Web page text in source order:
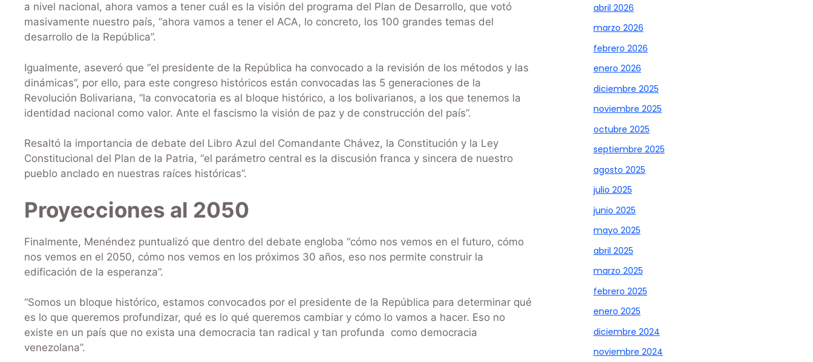
a nivel nacional, ahora vamos a tener cuál es la visión del programa del Plan de Desarrollo, que votó
masivamente nuestro país, “ahora vamos a tener el ACA, lo concreto, los 100 grandes temas del
desarrollo de la República”.
Igualmente, aseveró que “el presidente de la República ha convocado a la revisión de los métodos y las
dinámicas”, por ello, para este congreso históricos están convocadas las 5 generaciones de la
Revolución Bolivariana, “la convocatoria es al bloque histórico, a los bolivarianos, a los que tenemos la
identidad nacional como valor. Ante el fascismo la visión de paz y de construcción del país”.
Resaltó la importancia de debate del Libro Azul del Comandante Chávez, la Constitución y la Ley
Constitucional del Plan de la Patria, “el parámetro central es la discusión franca y sincera de nuestro
pueblo anclado en nuestras raíces históricas”.
Proyecciones al 2050
Finalmente, Menéndez puntualizó que dentro del debate engloba “cómo nos vemos en el futuro, cómo
nos vemos en el 2050, cómo nos vemos en los próximos 30 años, eso nos permite construir la
edificación de la esperanza”.
“Somos un bloque histórico, estamos convocados por el presidente de la República para determinar qué
es lo que queremos profundizar, qué es lo qué queremos cambiar y cómo lo vamos a hacer. Eso no
existe en un país que no exista una democracia tan radical y tan profunda como democracia
venezolana”.
abril 2026
marzo 2026
febrero 2026
enero 2026
diciembre 2025
noviembre 2025
octubre 2025
septiembre 2025
agosto 2025
julio 2025
junio 2025
mayo 2025
abril 2025
marzo 2025
febrero 2025
enero 2025
diciembre 2024
noviembre 2024